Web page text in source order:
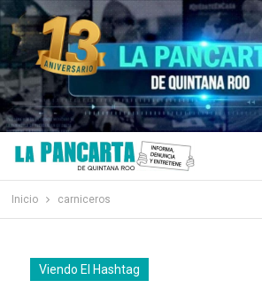
Inicio carniceros
Viendo El Hashtag